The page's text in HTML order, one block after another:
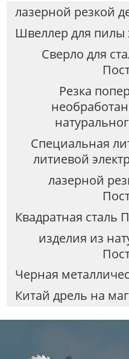
лазерной резкой
Швеллер для пилы
Сверло для
Резка
Специальная
литиевой
лазерной
Квадратная сталь
изделия из
Черная
Китай дрель на